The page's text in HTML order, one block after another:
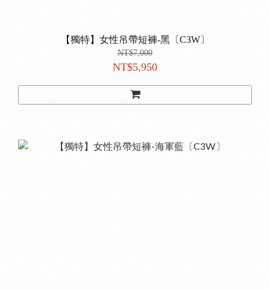
【獨特】女性吊帶短褲-黑〔C3W〕
NT$7,000
NT$5,950